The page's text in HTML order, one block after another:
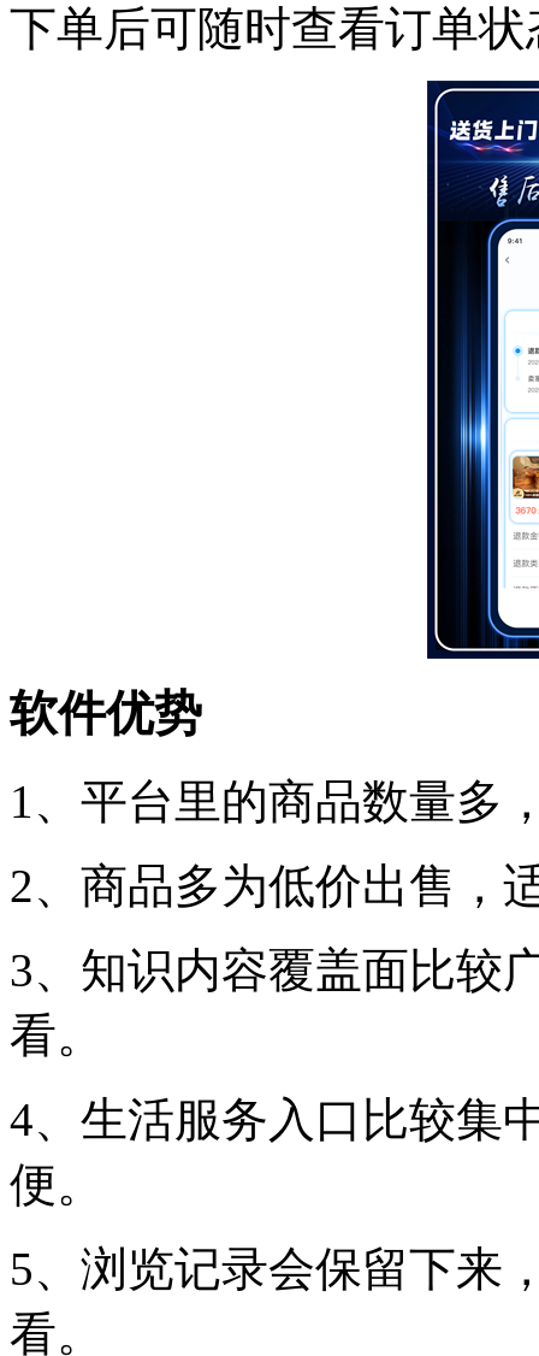
下单后可随时查看订单
软件优势
1、平台里的商品数量多
2、商品多为低价出售，
3、知识内容覆盖面比较
看。
4、生活服务入口比较集
便。
5、浏览记录会保留下来
看。